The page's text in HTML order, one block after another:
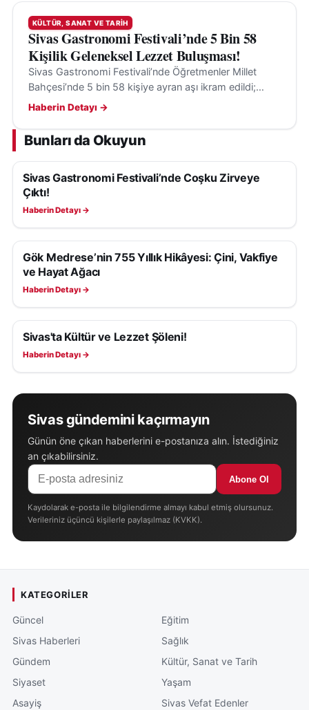
KÜLTÜR, SANAT VE TARIH
Sivas Gastronomi Festivali’nde 5 Bin 58
Kişilik Geleneksel Lezzet Buluşması!
Sivas Gastronomi Festivali’nde Öğretmenler Millet
Bahçesi’nde 5 bin 58 kişiye ayran aşı ikram edildi;
yöresel lezzetler tanıtıldı, halaylarla kültür yaşatıldı.
Haberin Detayı →
Bunları da Okuyun
KÜLTÜR, SANAT VE TARIH
Sivas Gastronomi Festivali’nde Coşku Zirveye
Çıktı!
Haberin Detayı →
KÜLTÜR, SANAT VE TARIH
Gök Medrese’nin 755 Yıllık Hikâyesi: Çini, Vakfiye
ve Hayat Ağacı
Haberin Detayı →
KÜLTÜR, SANAT VE TARIH
Sivas'ta Kültür ve Lezzet Şöleni!
Haberin Detayı →
Sivas gündemini kaçırmayın
Günün öne çıkan haberlerini e-postanıza alın. İstediğiniz
an çıkabilirsiniz.
Abone Ol
Kaydolarak e-posta ile bilgilendirme almayı kabul etmiş olursunuz.
Verileriniz üçüncü kişilerle paylaşılmaz (KVKK).
KATEGORILER
Güncel
Sivas Haberleri
Gündem
Siyaset
Asayiş
Eğitim
Sağlık
Kültür, Sanat ve Tarih
Yaşam
Sivas Vefat Edenler